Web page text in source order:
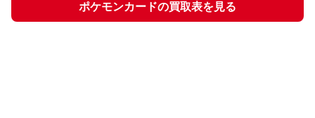
ポケモンカードの買取表を見る